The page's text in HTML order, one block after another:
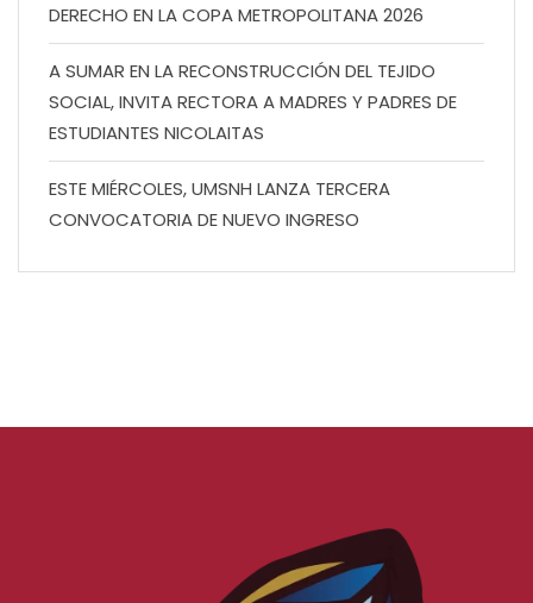
DERECHO EN LA COPA METROPOLITANA 2026
A SUMAR EN LA RECONSTRUCCIÓN DEL TEJIDO
SOCIAL, INVITA RECTORA A MADRES Y PADRES DE
ESTUDIANTES NICOLAITAS
ESTE MIÉRCOLES, UMSNH LANZA TERCERA
CONVOCATORIA DE NUEVO INGRESO